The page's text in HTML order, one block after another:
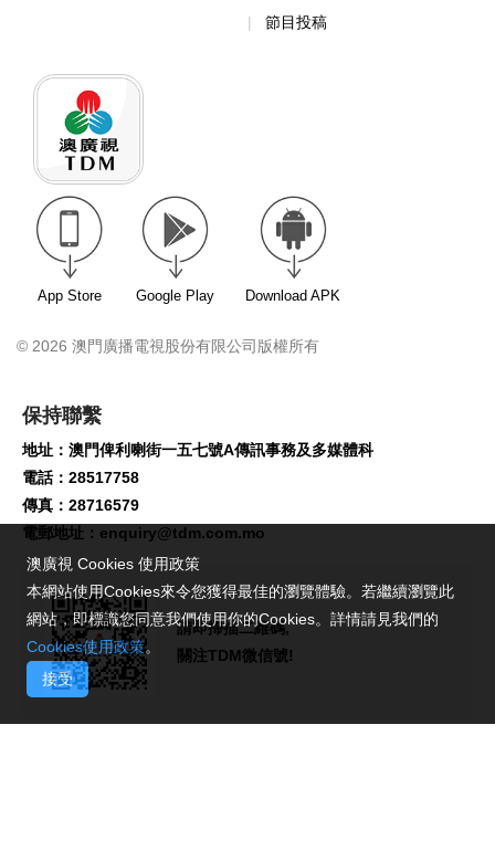
節目投稿
App Store Google Play Download APK
© 2026 澳門廣播電視股份有限公司版權所有
保持聯繫
地址：澳門俾利喇街一五七號A傳訊事務及多媒體科
電話：28517758
傳真：28716579
電郵地址： enquiry@tdm.com.mo
請即掃描二維碼,
關注TDM微信號!
澳廣視 Cookies 使用政策
本網站使用Cookies來令您獲得最佳的瀏覽體驗。若繼續瀏覽此
網站，即標識您同意我們使用你的Cookies。詳情請見我們的
Cookies使用政策。
接受